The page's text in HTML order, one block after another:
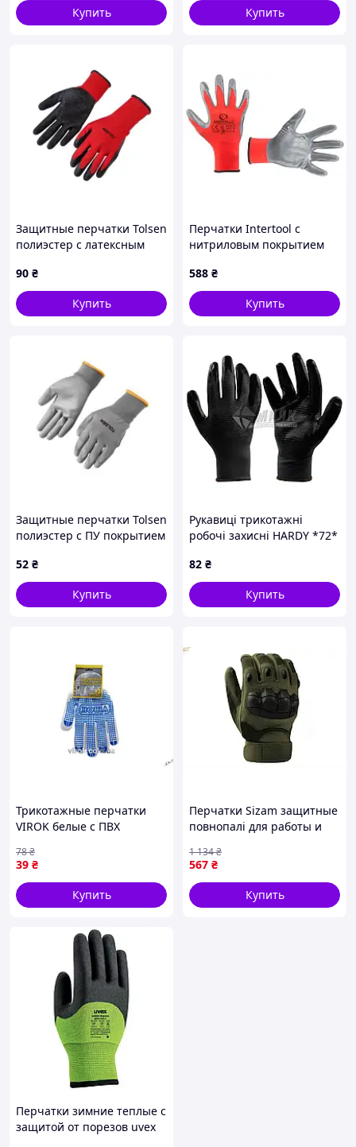
Купить
Купить
Защитные перчатки Tolsen
полиэстер с латексным
(11) (45514)
90 ₴
Купить
Перчатки Intertool с
нитриловым покрытием
0124) (12 шт.)
588 ₴
Купить
Защитные перчатки Tolsen
полиэстер с ПУ покрытием
52 ₴
Купить
Рукавиці трикотажні
робочі захисні HARDY *72*
82 ₴
Купить
Трикотажные перчатки
VIROK белые с ПВХ
размер 10 из 100%
полиэстера
39 ₴
78₴
Купить
Перчатки Sizam защитные
повнопалі для работы и
сенсорными вставками и
вентиляцией
567 ₴
1 134₴
Купить
Перчатки зимние теплые с
защитой от порезов uvex